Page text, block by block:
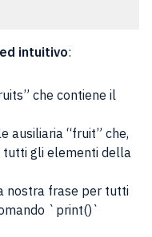
intuitivo:
che contiene il
ausiliaria “fruit” che,
tutti gli elementi della
nostra frase per tutti
`print()`